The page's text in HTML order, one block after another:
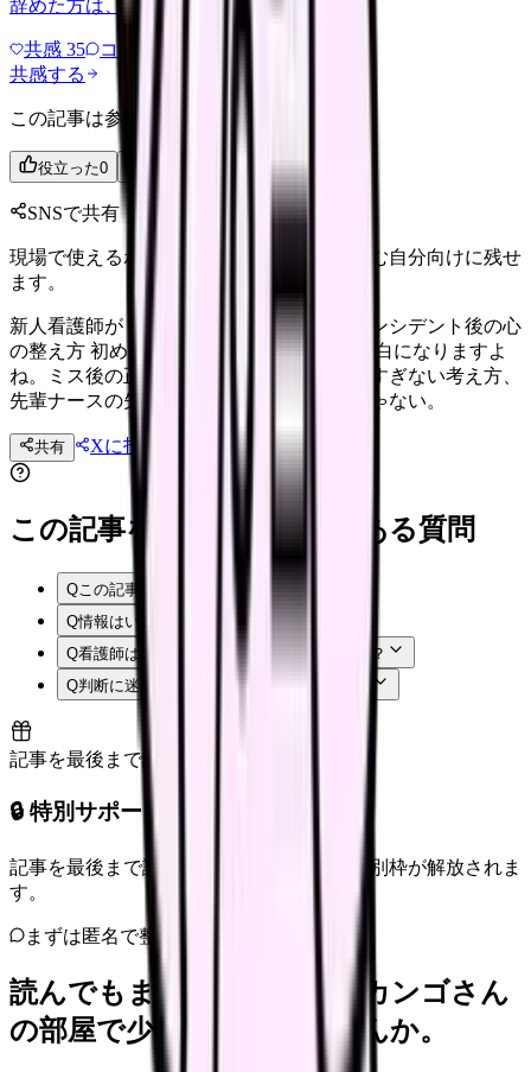
辞めた方は、どんな順番で誰に何…
共感 35 コメント
共感する
この記事は参考になりましたか？
役立った0
SNSで共有
現場で使えるポイントを、同僚やあとで読む自分向けに残せ
ます。
新人看護師がミスした時の立ち直り方｜インシデント後の心
の整え方 初めてのインシデント、頭が真っ白になりますよ
ね。ミス後の正しい報告手順、自分を責めすぎない考え方、
先輩ナースの失敗談を紹介。あなただけじゃない。
共有 Xに投稿
この記事を読む前後によくある質問
Qこの記事では何を確認できますか？
Q情報はいつ時点のものですか？
Q看護師はまず何から確認すればよいですか？
Q判断に迷う場合はどうすればよいですか？
記事を最後まで読むと解放
🔒 特別サポート枠（未開放）
記事を最後まで読むと、転職サポートの特別枠が解放されま
す。
まずは匿名で整理
読んでもまだ苦しいなら、カンゴさん
の部屋で少し話してみませんか。